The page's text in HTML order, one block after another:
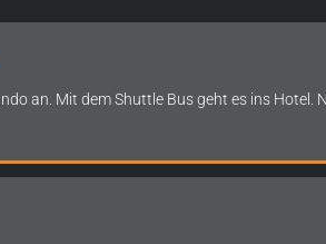
an. Mit dem Shuttle Bus geht es ins